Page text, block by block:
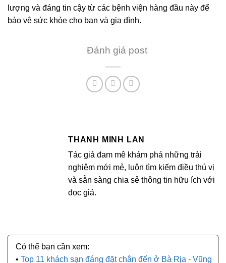
lượng và đáng tin cậy từ các bệnh viện hàng đầu này để
bảo vệ sức khỏe cho bạn và gia đình.
Đánh giá post
THANH MINH LAN
Tác giả đam mê khám phá những trải
nghiệm mới mẻ, luôn tìm kiếm điều thú vị
và sẵn sàng chia sẻ thông tin hữu ích với
đọc giả.
Top 11 khách sạn đáng đặt chân đến ở Bà Rịa - Vũng